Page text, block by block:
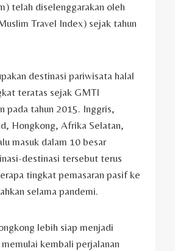
telah diselenggarakan oleh
Travel Index) sejak tahun
destinasi pariwisata halal
teratas sejak GMTI
pada tahun 2015. Inggris,
Hongkong, Afrika Selatan,
masuk dalam 10 besar
destinasi tersebut terus
tingkat pemasaran pasif ke
selama pandemi.
lebih siap menjadi
kembali perjalanan